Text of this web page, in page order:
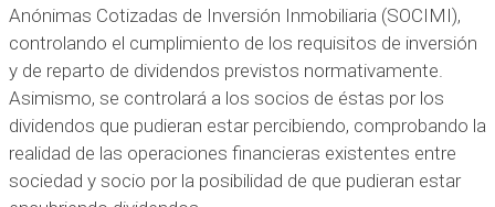
Anónimas Cotizadas de Inversión Inmobiliaria (SOCIMI),
controlando el cumplimiento de los requisitos de inversión
y de reparto de dividendos previstos normativamente.
Asimismo, se controlará a los socios de éstas por los
dividendos que pudieran estar percibiendo, comprobando la
realidad de las operaciones financieras existentes entre
sociedad y socio por la posibilidad de que pudieran estar